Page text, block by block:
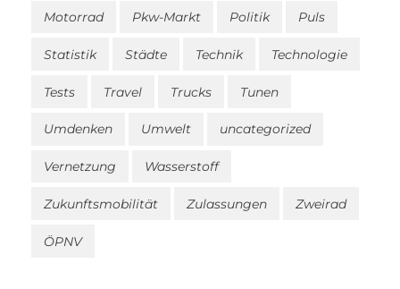
Motorrad Pkw-Markt Politik Puls
Statistik Städte Technik Technologie
Tests Travel Trucks Tunen
Umdenken Umwelt uncategorized
Vernetzung Wasserstoff
Zukunftsmobilität Zulassungen Zweirad
ÖPNV